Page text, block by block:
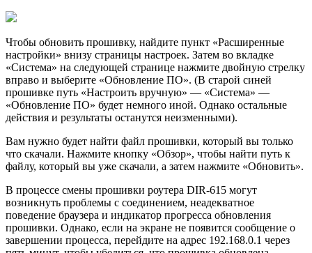
Чтобы обновить прошивку, найдите пункт «Расширенные
настройки» внизу страницы настроек. Затем во вкладке
«Система» на следующей странице нажмите двойную стрелку
вправо и выберите «Обновление ПО». (В старой синей
прошивке путь «Настроить вручную» — «Система» —
«Обновление ПО» будет немного иной. Однако остальные
действия и результаты останутся неизменными).
Вам нужно будет найти файл прошивки, который вы только
что скачали. Нажмите кнопку «Обзор», чтобы найти путь к
файлу, который вы уже скачали, а затем нажмите «Обновить».
В процессе смены прошивки роутера DIR-615 могут
возникнуть проблемы с соединением, неадекватное
поведение браузера и индикатор прогресса обновления
прошивки. Однако, если на экране не появится сообщение о
завершении процесса, перейдите на адрес 192.168.0.1 через